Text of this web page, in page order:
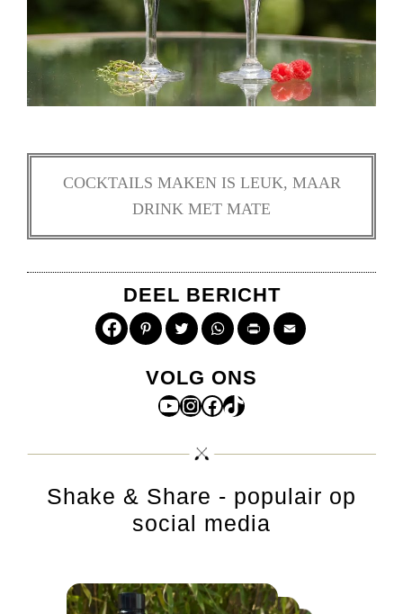
COCKTAILS MAKEN IS LEUK, MAAR
DRINK MET MATE
DEEL BERICHT
PinterestTwitterWhatsApp
Print
VOLG ONS
YouTube
Instagram
Facebook
TikTok
Shake & Share - populair op
social media